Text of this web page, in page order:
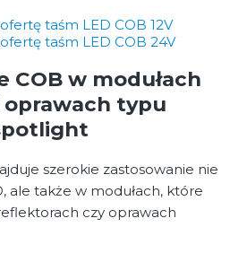
taśm LED COB 12V
taśm LED COB 24V
COB w modułach
typu
szerokie zastosowanie nie
ale także w modułach, które
czy oprawach